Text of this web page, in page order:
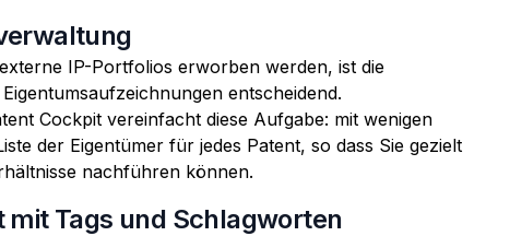
IP-Portfolios erworben werden, ist die
entscheidend.
Cockpit vereinfacht diese Aufgabe: mit wenigen
der Eigentümer für jedes Patent, so dass Sie gezielt
nachführen können.
mit Tags und Schlagworten